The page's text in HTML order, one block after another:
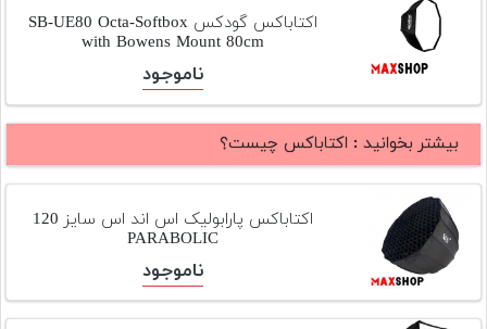
تجهیزات
افزودن
محصول
دوم
لیست
قیمت
اکتاباکس گودکس SB-UE80 Octa-Softbox
with Bowens Mount 80cm
ناموجود
بیشتر بخوانید : اکتاباکس چیست؟
اکتاباکس پارابولیک اس اند اس سایز 120
PARABOLIC
ناموجود